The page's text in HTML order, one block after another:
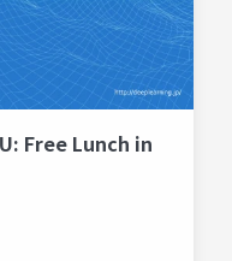
Free Lunch in